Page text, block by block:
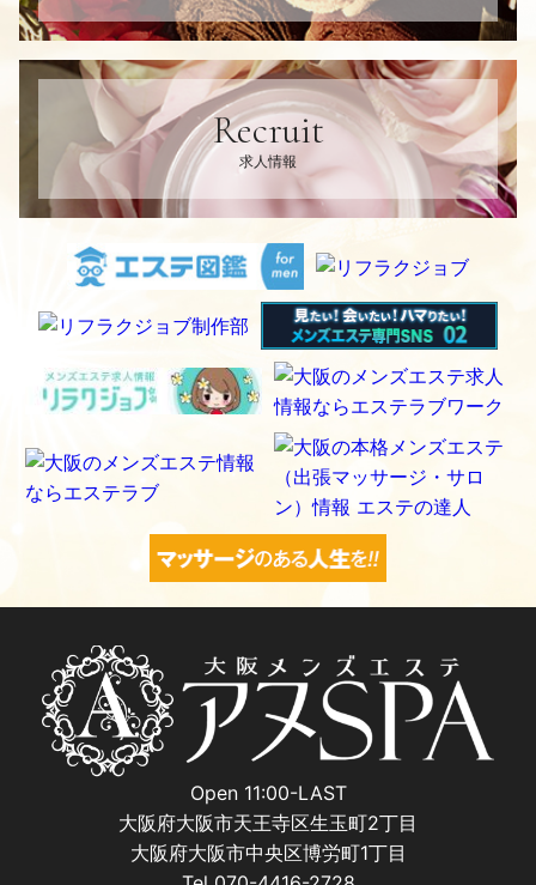
Recruit
求人情報
Open 11:00-LAST
大阪府大阪市天王寺区生玉町2丁目
大阪府大阪市中央区博労町1丁目